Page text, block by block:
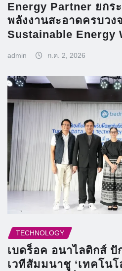
Energy Partner ยกร
พลังงานสะอาดครบวง
Sustainable Energy
admin ก.ค. 2, 2026
TECHNOLOGY
เบดร็อค อนาไลติกส์
เวทีสัมมนาชู ‘เทคโน